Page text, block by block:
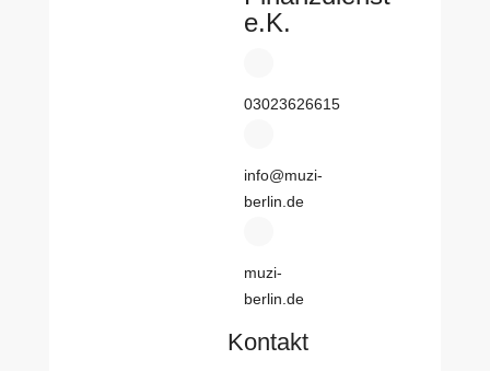
e.K.
03023626615
info@muzi-
berlin.de
muzi-
berlin.de
Kontakt